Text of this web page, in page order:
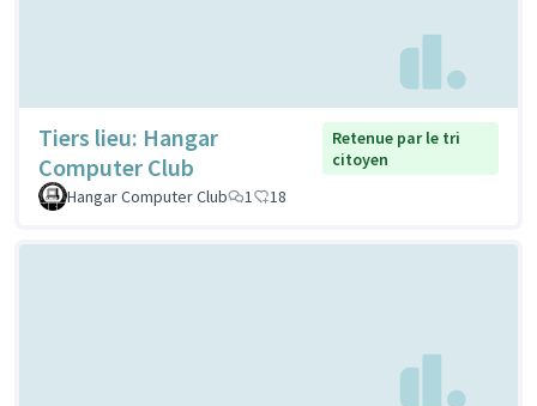
Tiers lieu: Hangar
Computer Club
Retenue par le tri
citoyen
Hangar Computer Club
1 18